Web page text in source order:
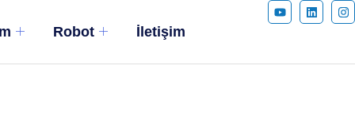
Robot İletişim